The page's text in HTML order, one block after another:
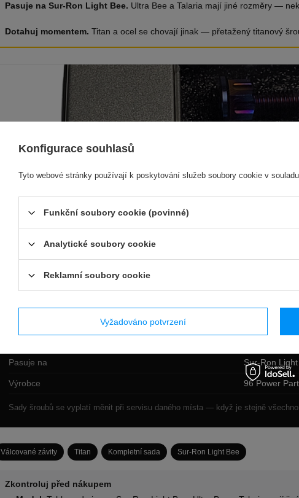
Pasuje na Sur-Ron Light Bee. Ultra Bee a Talaria mají jiné rozměry —
Dotahuj momentem. Titan a ocel se chovají jinak — přetažený titanový
Sada Sada
Materiál
Pasuje na Sur-Ron
Výrobce 96 Power
Sady šroubů se vyplatí měnit při servisu daného místa — když je stejně
Válcované závity Titan Kompletní sada Sur-Ron Light Bee
Zkontroluj před nákupem
Konfigurace souhlasů
Tyto webové stránky používají k poskytování služeb soubory cookie v
Funkční soubory cookie (povinné)
Analytické soubory cookie
Reklamní soubory cookie
Vyžadováno potvrzení